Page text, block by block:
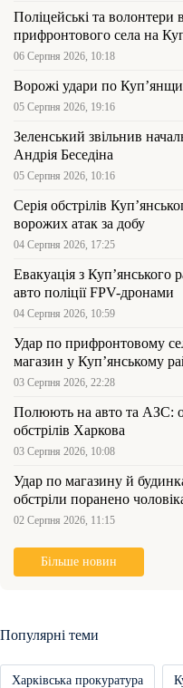
Поліцейські та волонтери
прифронтового села на
06 Серпня 2026, 10:18
Ворожі удари по
05 Серпня 2026, 19:16
Зеленський звільнив
Андрія Беседіна
05 Серпня 2026, 10:16
Серія обстрілів
ворожих атак за добу
04 Серпня 2026, 17:25
Евакуація з Куп’янського
авто поліції FPV-дронами
04 Серпня 2026, 10:59
Удар по прифронтовому
магазин у Куп’янському
03 Серпня 2026, 22:28
Полюють на авто та АЗС:
обстрілів Харкова
03 Серпня 2026, 10:08
Удар по магазину й
обстріли поранено
02 Серпня 2026, 11:15
Більше новин
Популярні теми
Харківська прокуратура